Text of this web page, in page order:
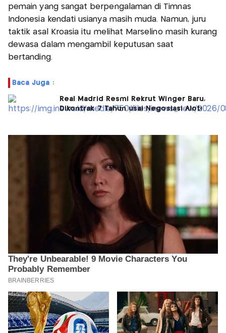
pemain yang sangat berpengalaman di Timnas
Indonesia kendati usianya masih muda. Namun, juru
taktik asal Kroasia itu melihat Marselino masih kurang
dewasa dalam mengambil keputusan saat
bertanding.
Baca Juga :
Real Madrid Resmi Rekrut Winger Baru,
Dikontrak 7 Tahun usai Negosiasi Alot!